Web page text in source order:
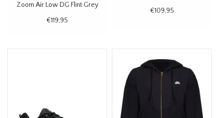
Zoom Air Low DG Flint Grey
€119,95
€109,95